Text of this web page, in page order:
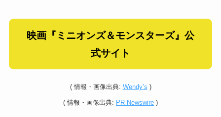
映画『ミニオンズ＆モンスターズ』公
式サイト
(情報・ 画像出典: Wendy’s )
(情報・ 画像出典: PR Newswire )